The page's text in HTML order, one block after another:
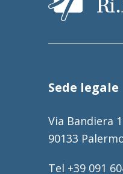
Sede legale
Via Bandiera
90133
Tel +39 091